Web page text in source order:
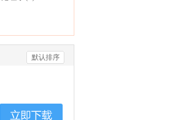
默认排序